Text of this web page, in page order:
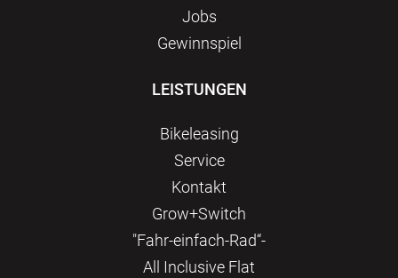
Jobs
Gewinnspiel
LEISTUNGEN
Bikeleasing
Service
Kontakt
Grow+Switch
"Fahr-einfach-Rad“-
All Inclusive Flat